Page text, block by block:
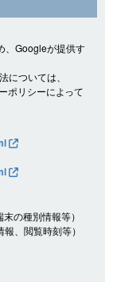
、Googleが提供す
ついては、
ポリシーによって
の種別情報等）
、閲覧時刻等）